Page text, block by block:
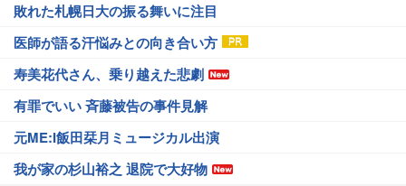
敗れた札幌日大の振る舞いに注目
医師が語る汗悩みとの向き合い方
寿美花代さん、乗り越えた悲劇
有罪でいい 斉藤被告の事件見解
元ME:I飯田栞月ミュージカル出演
我が家の杉山裕之 退院で大好物